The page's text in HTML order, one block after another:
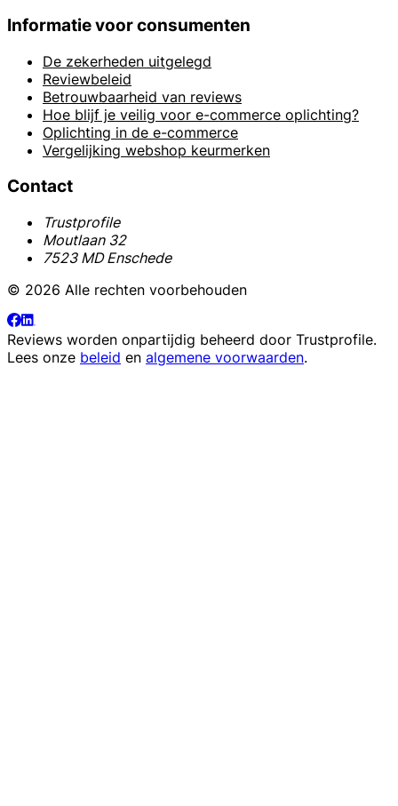
Informatie voor consumenten
De zekerheden uitgelegd
Reviewbeleid
Betrouwbaarheid van reviews
Hoe blijf je veilig voor e-commerce oplichting?
Oplichting in de e-commerce
Vergelijking webshop keurmerken
Contact
Trustprofile
Moutlaan 32
7523 MD Enschede
© 2026 Alle rechten voorbehouden
Reviews worden onpartijdig beheerd door Trustprofile.
Lees onze beleid en algemene voorwaarden.